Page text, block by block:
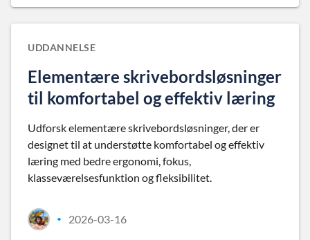
UDDANNELSE
Elementære skrivebordsløsninger
til komfortabel og effektiv læring
Udforsk elementære skrivebordsløsninger, der er
designet til at understøtte komfortabel og effektiv
læring med bedre ergonomi, fokus,
klasseværelsesfunktion og fleksibilitet.
• 2026-03-16